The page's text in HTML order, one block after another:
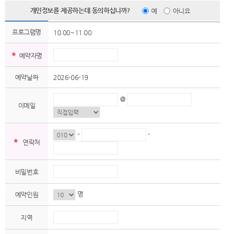
개인정보를 제공하는데 동의하십니까?
예 아니요
프로그램명 10:00~11:00
* 예약자명
예약날짜 2026-06-19
이메일
@
* 연락처
- -
비밀번호
예약인원 명
지역